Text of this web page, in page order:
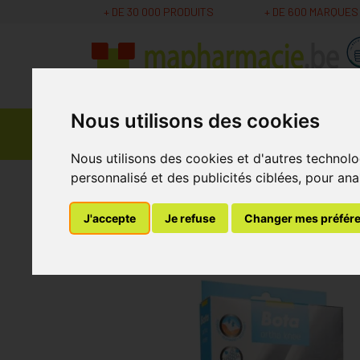
Nous utilisons des cookies
Nous utilisons des cookies et d'autres
personnalisé et des publicités ciblées, pour
J'accepte Je refuse Changer mes
+ DE 30 000 PRODUITS + DE 600 MARQUES
Promos Médicaments
Parapharmacie -
MaPharmacie.be Bandagisterie Premiers
Bota Ortho